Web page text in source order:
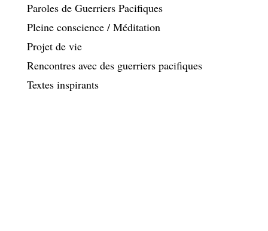
Paroles de Guerriers Pacifiques
Pleine conscience / Méditation
Projet de vie
Rencontres avec des guerriers pacifiques
Textes inspirants